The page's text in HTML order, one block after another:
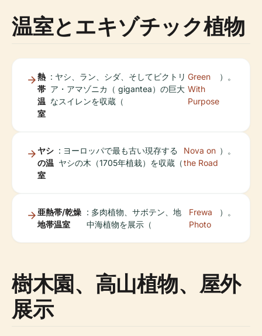
温室とエキゾチック植物
熱
帯
温
室
: ヤシ、ラン、シダ、そしてビクトリ
ア・アマゾニカ（ gigantea）の巨大
なスイレンを収蔵（
Green
With
Purpose
）。
ヤシ
の温
室
: ヨーロッパで最も古い現存する
ヤシの木（1705年植栽）を収蔵（
Nova on
the Road
）。
亜熱帯/乾燥
地帯温室
: 多肉植物、サボテン、地
中海植物を展示（
Frewa
Photo
）。
樹木園、高山植物、屋外
展示